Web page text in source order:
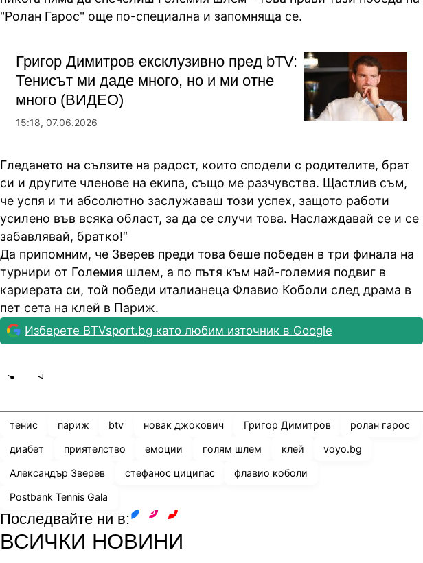
"Ролан Гарос" още по-специална и запомняща се.
Григор Димитров ексклузивно пред bTV:
Тенисът ми даде много, но и ми отне
много (ВИДЕО)
15:18, 07.06.2026
Гледането на сълзите на радост, които сподели с родителите, брат
си и другите членове на екипа, също ме разчувства. Щастлив съм,
че успя и ти абсолютно заслужаваш този успех, защото работи
усилено във всяка област, за да се случи това. Наслаждавай се и се
забавлявай, братко!“
Да припомним, че Зверев преди това беше победен в три финала на
турнири от Големия шлем, а по пътя към най-големия подвиг в
кариерата си, той победи италианеца Флавио Коболи след драма в
пет сета на клей в Париж.
Изберете BTVsport.bg като любим източник в Google
тенис париж btv новак джокович Григор Димитров ролан гарос
диабет приятелство емоции голям шлем клей voyo.bg
Александър Зверев стефанос циципас флавио коболи
Postbank Tennis Gala
Последвайте ни в:
ВСИЧКИ НОВИНИ